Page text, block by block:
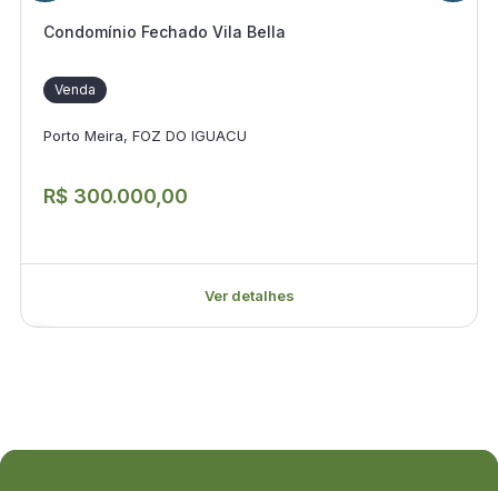
Condomínio Fechado Vila Bella
Venda
Porto Meira, FOZ DO IGUACU
R$ 300.000,00
Ver detalhes